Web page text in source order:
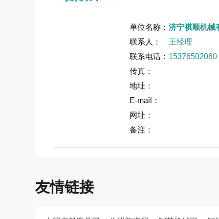
单位名称： 济宁祺顺机械
联系人：
王经理
联系电话： 15376502060
传真：
地址：
E-mail：
网址：
备注：
友情链接